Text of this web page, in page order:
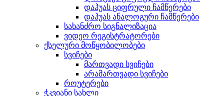
დაჰუას ციფრული ჩამწერები
დაჰუას ანალოგური ჩამწერები
სახანძრო სიგნალიზაცია
ვიდეო რეგისტრატორები
ქსელური მოწყობილობები
სვიჩები
მართვადი სვიჩები
არამართვადი სვიჩები
როუტერები
ჭკვიანი სახლი